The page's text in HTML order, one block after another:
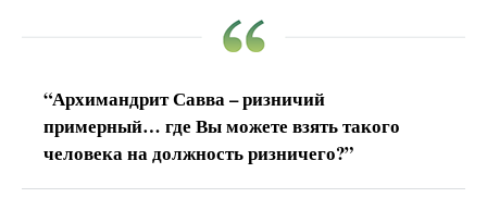
“Архимандрит Савва – ризничий
примерный… где Вы можете взять такого
человека на должность ризничего?”